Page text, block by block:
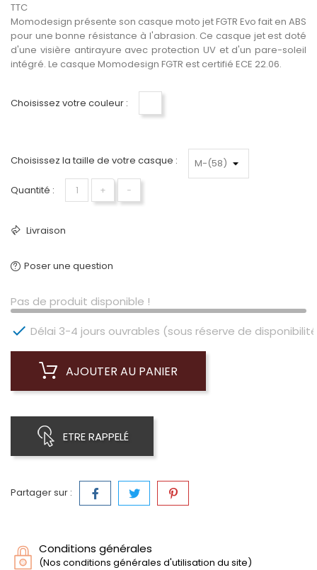
TTC
Momodesign présente son casque moto jet FGTR Evo fait en ABS
pour une bonne résistance à l'abrasion. Ce casque jet est doté
d'une visière antirayure avec protection UV et d'un pare-soleil
intégré. Le casque Momodesign FGTR est certifié ECE 22.06.
Choisissez votre couleur :
Choisissez la taille de votre casque :
Quantité : + −
Livraison
Poser une question
Pas de produit disponible !
 Délai 3-4 jours ouvrables (sous réserve de
AJOUTER AU PANIER
ETRE RAPPELÉ
Partager sur :
Conditions générales
(Nos conditions générales d'utilisation du site)